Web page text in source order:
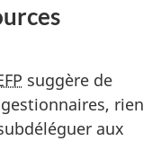
suggère de
rien
aux